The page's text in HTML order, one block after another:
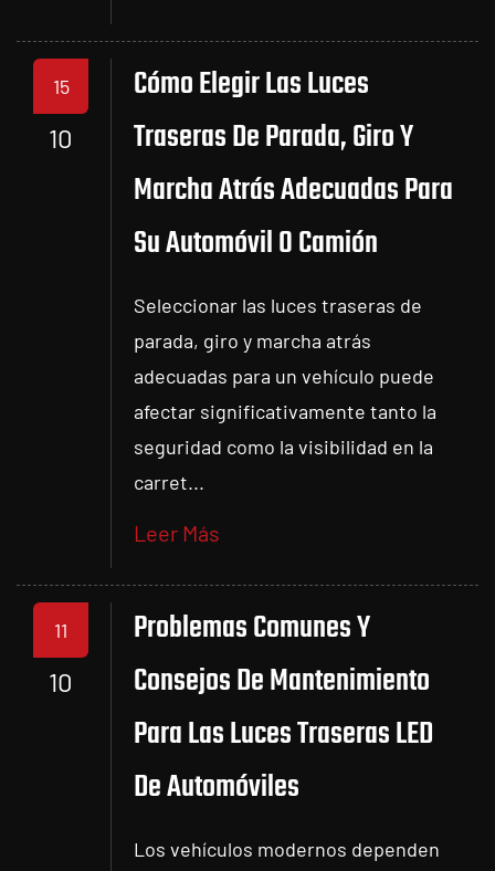
15
10
Cómo Elegir Las Luces
Traseras De Parada, Giro Y
Marcha Atrás Adecuadas Para
Su Automóvil O Camión
Seleccionar las luces traseras de
parada, giro y marcha atrás
adecuadas para un vehículo puede
afectar significativamente tanto la
seguridad como la visibilidad en la
carret...
Leer Más
11
10
Problemas Comunes Y
Consejos De Mantenimiento
Para Las Luces Traseras LED
De Automóviles
Los vehículos modernos dependen